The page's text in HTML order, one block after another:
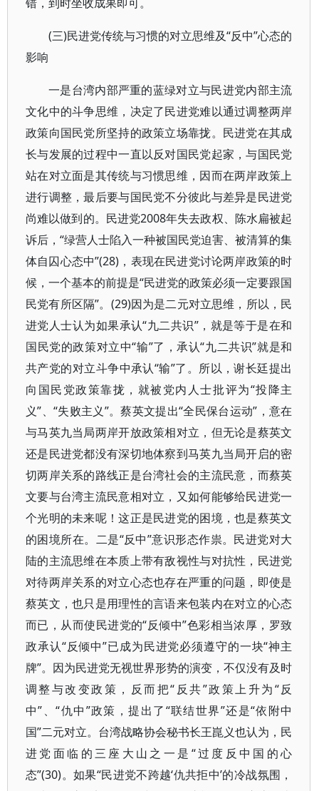
(三)民进党传统与习惯的对立思维及“反中”心态的
影响
一是台湾内部严重的蓝绿对立与民进党内部主流
文化中的斗争思维，决定了民进党难以通过调整两岸
政策向国民党所坚持的政策立场靠拢。民进党在其成
长与发展的过程中一直以反对国民党起家，与国民党
站在对立面是其传统与习惯思维，因而在两岸政策上
进行调整，最后要与国民党不分彼此与差异是民进党
尚难以做到的。民进党2008年失去政权、陈水扁被起
诉后，“绿营人士陷入一种被国民党迫害、被清算的集
体自囚心态中”(28)，表现在民进党讨论两岸政策的时
候，一个基本的前提是“民进党的政策必须一定要跟国
民党有所区隔”。(29)因为是二元对立思维，所以，民
进党人士认为如果承认“九二共识”，就是等于是在和
国民党的政策对立中“输”了，承认“九二共识”就是和
共产党的对立斗争中承认“输”了。所以，谢长廷提出
向国民党政策靠拢，就被党内人士批评为“投降主
义”、“失败主义”。蔡英文提出“全民保台运动”，意在
与马英九当局两岸开放政策相对立，但无论是蔡英文
还是民进党都没有深切地体察到马英九当局开启的密
切两岸关系的路线正是台湾社会的主流民意，而蔡英
文要与台湾主流民意相对立，又如何能够给民进党一
个光明的未来呢！这正是民进党的困境，也是蔡英文
的困境所在。二是“反中”意识形态作祟。民进党对大
陆的主流思维在本质上带有敌视性与对抗性，民进党
对待两岸关系的对立心态也存在严重的问题，即使是
蔡英文，也只是用理性的言语来包装内在对立的心态
而已，从而使民进党的“反倾中”色彩相当浓厚，罗致
政承认“反倾中”已成为民进党必须遵守的一块“神主
牌”。因为民进党无视世界形势的演变，不仅没有及时
调整与改变政策，反而把“反共”政策上升为“反
中”、“仇中”政策，提出了“联结世界”还是“依附中
国”二元对立。台湾战略协会秘书长王崑义也认为，民
进党面临的三座大山之一是“过度反中国的心
态”(30)。如果“民进党不跨越‘仇共拒中’的冷战氛围，